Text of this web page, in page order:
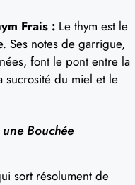
Frais : Le thym est le
Ses notes de garrigue,
font le pont entre la
sucrosité du miel et le
Bouchée
sort résolument de